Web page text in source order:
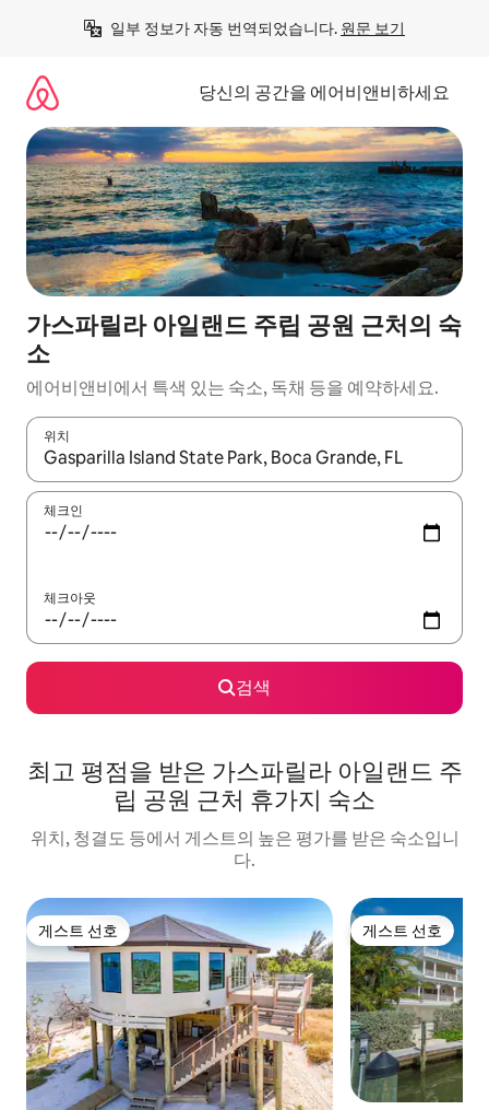
일부 정보가 자동 번역되었습니다. 원문 보기
당신의 공간을 에어비앤비하세요
가스파릴라 아일랜드 주립 공원 근처의 숙
소
에어비앤비에서 특색 있는 숙소, 독채 등을 예약하세요.
위치
결과가 나오면 위·아래 화살표 키를 사용하거나 터치 또는 스와이
체크인
체크아웃
검색
최고 평점을 받은 가스파릴라 아일랜드 주
립 공원 근처 휴가지 숙소
위치, 청결도 등에서 게스트의 높은 평가를 받은 숙소입니
다.
게스트 선호
게스트 선호 게스트 선호
게스트 선호